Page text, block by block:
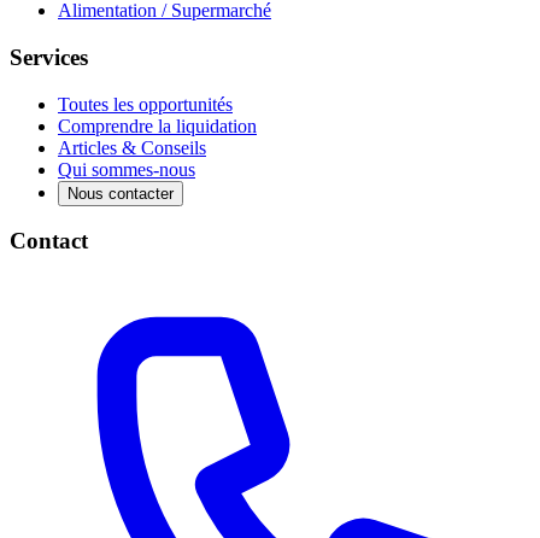
Alimentation / Supermarché
Services
Toutes les opportunités
Comprendre la liquidation
Articles & Conseils
Qui sommes-nous
Nous contacter
Contact